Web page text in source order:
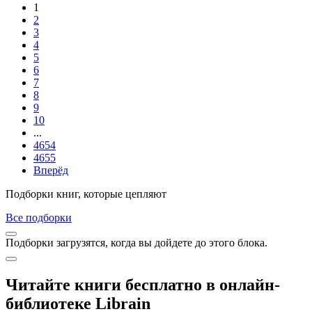
1
2
3
4
5
6
7
8
9
10
...
4654
4655
Вперёд
Подборки книг, которые цепляют
Все подборки
Подборки загрузятся, когда вы дойдете до этого блока.
Читайте книги бесплатно в онлайн-
библиотеке Librain